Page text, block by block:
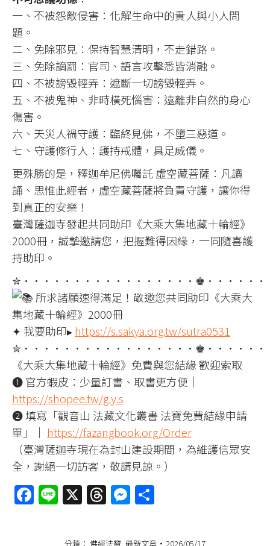
一、不被怨敵侵害：化解生命中的貴人與小人問
題。
二、免除邪見：保持智慧清明，不走錯路。
三、免除謫罰：官司、語言攻擊悉皆消融。
四、不被謗毀輕弄：遮斷一切謗毀輕弄。
五、不被鬼神、非時橫死惱害：遠離非自然的身心
傷害。
六、天災人禍守護：臨終見佛，不墮三惡道。
七、守護修行人：護持戒體，具足威儀。
更殊勝的是，釋迦牟尼佛囑託 虛空藏菩薩：凡讀
誦、思惟此經者，虛空藏菩薩將負責守護，讓你得
到真正的安樂！
臺灣薩迦寺發起共同助印《大乘大集地藏十輪經》
2000冊，誠摯邀請您，把握難得因緣，一同隨喜護
持助印。
所求諸願速得滿足！敬邀您共同助印《大乘大
集地藏十輪經》2000冊
✦ 我要助印▸https://s.sakya.org.tw/sutra0531
《大乘大集地藏十輪經》免費與您結緣 歡迎索取
➊ 官方蝦皮：少量訂書、取書更方便｜
https://shopee.tw/g.y.s
➋ 填寫「觀音山 法藏文化叢書 法寶免費結緣申請
單」｜ https://fazangbook.org/Order
（臺灣薩迦寺現在為封山建設期間，為維護信眾安
全，謝絕一切訪客，敬請見諒。）
Facebook
Line
X Threads
Messenger
分類： 佛經法寶 最新文章 2026/05/17